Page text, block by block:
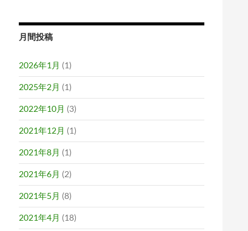
月間投稿
2026年1月 (1)
2025年2月 (1)
2022年10月 (3)
2021年12月 (1)
2021年8月 (1)
2021年6月 (2)
2021年5月 (8)
2021年4月 (18)